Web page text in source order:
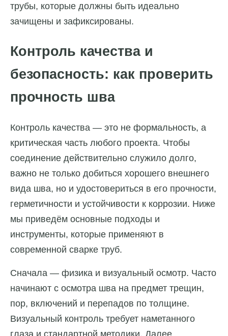
трубы, которые должны быть идеально
зачищены и зафиксированы.
Контроль качества и
безопасность: как проверить
прочность шва
Контроль качества — это не формальность, а
критическая часть любого проекта. Чтобы
соединение действительно служило долго,
важно не только добиться хорошего внешнего
вида шва, но и удостовериться в его прочности,
герметичности и устойчивости к коррозии. Ниже
мы приведём основные подходы и
инструменты, которые применяют в
современной сварке труб.
Сначала — физика и визуальный осмотр. Часто
начинают с осмотра шва на предмет трещин,
пор, включений и перепадов по толщине.
Визуальный контроль требует наметанного